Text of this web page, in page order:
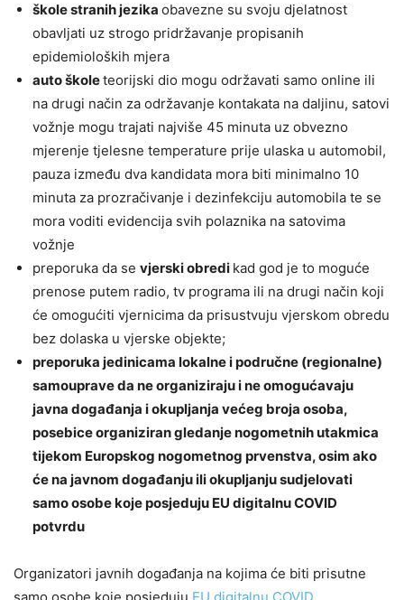
škole stranih jezika obavezne su svoju djelatnost
obavljati uz strogo pridržavanje propisanih
epidemioloških mjera
auto školeteorijski dio mogu održavati samo online ili
na drugi način za održavanje kontakata na daljinu, satovi
vožnje mogu trajati najviše 45 minuta uz obvezno
mjerenje tjelesne temperature prije ulaska u automobil,
pauza između dva kandidata mora biti minimalno 10
minuta za prozračivanje i dezinfekciju automobila te se
mora voditi evidencija svih polaznika na satovima
vožnje
preporuka da se vjerski obredi kad god je to moguće
prenose putem radio, tv programa ili na drugi način koji
će omogućiti vjernicima da prisustvuju vjerskom obredu
bez dolaska u vjerske objekte;
preporuka jedinicama lokalne i područne (regionalne)
samouprave da ne organiziraju i ne omogućavaju
javna događanja i okupljanja većeg broja osoba,
posebice organiziran gledanje nogometnih utakmica
tijekom Europskog nogometnog prvenstva, osim ako
će na javnom događanju ili okupljanju sudjelovati
samo osobe koje posjeduju EU digitalnu COVID
potvrdu
Organizatori javnih događanja na kojima će biti prisutne